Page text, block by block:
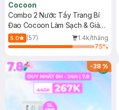
Cocoon
Combo 2 Nước Tẩy Trang Bí
Đao Cocoon Làm Sạch & Giảm
Dầu 500ml
5.0 (57)
1.4k/tháng
75%
-38%